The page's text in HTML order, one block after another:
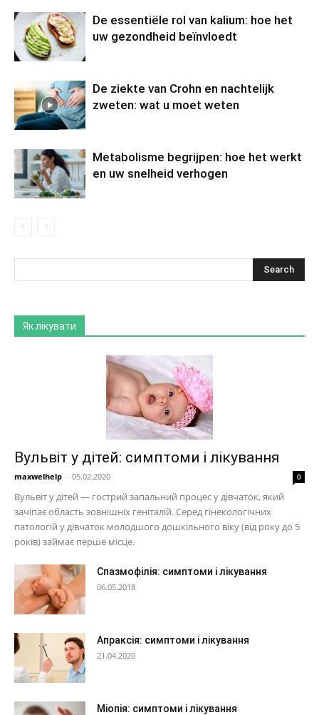
De essentiële rol van kalium: hoe het
uw gezondheid beïnvloedt
De ziekte van Crohn en nachtelijk
zweten: wat u moet weten
Metabolisme begrijpen: hoe het werkt
en uw snelheid verhogen
Як лікувати
Вульвіт у дітей: симптоми і лікування
maxwelhelp - 05.02.2020 0
Вульвіт у дітей — гострий запальний процес у дівчаток, який
зачіпає область зовнішніх геніталій. Серед гінекологічних
патологій у дівчаток молодшого дошкільного віку (від року до 5
років) займає перше місце.
Спазмофілія: симптоми і лікування
06.05.2018
Апраксія: симптоми і лікування
21.04.2020
Міопія: симптоми і лікування